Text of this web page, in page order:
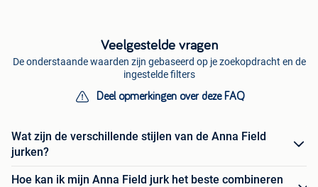
Veelgestelde vragen
De onderstaande waarden zijn gebaseerd op je zoekopdracht en de
ingestelde filters
Deel opmerkingen over deze FAQ
Wat zijn de verschillende stijlen van de Anna Field
jurken?
Hoe kan ik mijn Anna Field jurk het beste combineren